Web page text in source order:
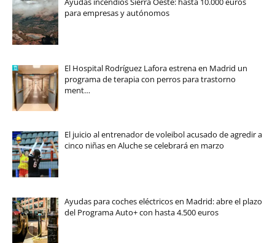
para empresas y autónomos
El Hospital Rodríguez Lafora estrena en Madrid un
programa de terapia con perros para trastorno
ment…
El juicio al entrenador de voleibol acusado de agredir a
cinco niñas en Aluche se celebrará en marzo
Ayudas para coches eléctricos en Madrid: abre el plazo
del Programa Auto+ con hasta 4.500 euros